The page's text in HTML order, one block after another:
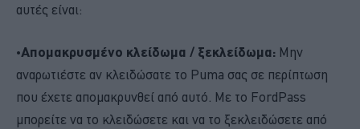
αυτές είναι:
•Απομακρυσμένο κλείδωμα / ξεκλείδωμα: Μην
αναρωτιέστε αν κλειδώσατε το Puma σας σε περίπτωση
που έχετε απομακρυνθεί από αυτό. Με το FordPass
μπορείτε να το κλειδώσετε και να το ξεκλειδώσετε από